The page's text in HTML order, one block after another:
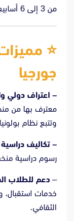
من 3 إلى 6 أسابيع، وتشمل موافقة وزارة التعليم.
⭐
جورجيا
– اعتراف دولي
وتتبع نظام
– تكاليف
رسوم دراسية
– دعم للطلاب
خدمات استقبال،
الثقافي.